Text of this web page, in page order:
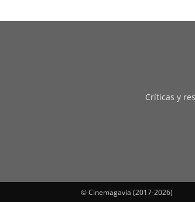
Críticas y
© Cinemagavia (2017-2026)